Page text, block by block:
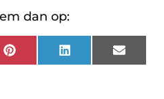
dan op:
Pinterest LinkedIn Email